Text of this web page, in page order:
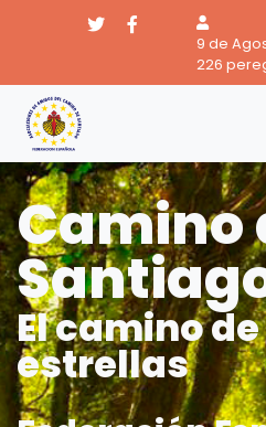
9 de
226
Camino
El camino
estrellas